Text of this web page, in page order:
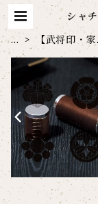
シャ
ワイ
H
O
【武将印・家
印】BUSHO
ャチハタ